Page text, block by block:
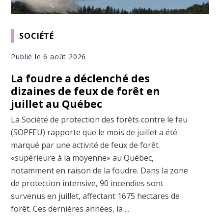
SOCIÉTÉ
Publié le 6 août 2026
La foudre a déclenché des
dizaines de feux de forêt en
juillet au Québec
La Société de protection des forêts contre le feu
(SOPFEU) rapporte que le mois de juillet a été
marqué par une activité de feux de forêt
«supérieure à la moyenne» au Québec,
notamment en raison de la foudre. Dans la zone
de protection intensive, 90 incendies sont
survenus en juillet, affectant 1675 hectares de
forêt. Ces dernières années, la ...